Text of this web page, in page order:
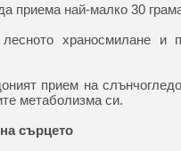
приема най-малко 30
храносмилане и
прием на
метаболизма си.
сърцето